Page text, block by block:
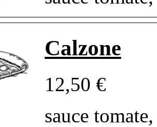
Calzone
12,50 €
sauce